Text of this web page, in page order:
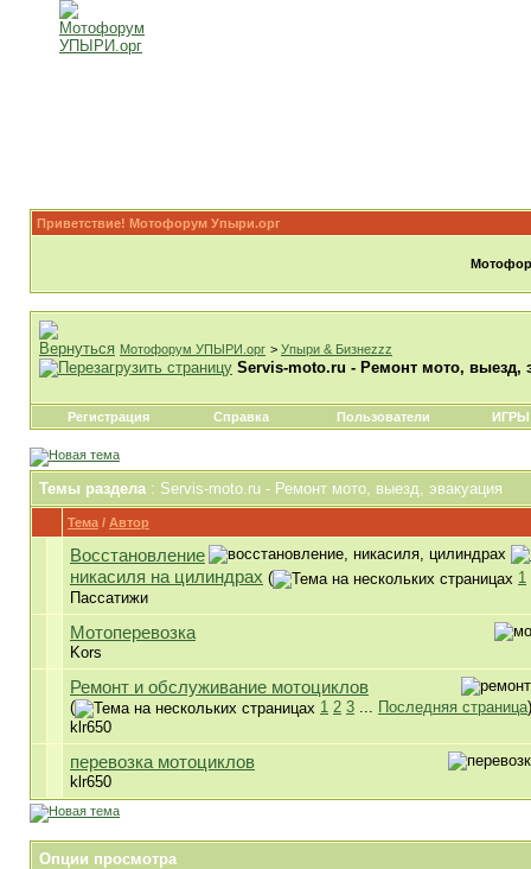
Приветствие! Мотофорум Упыри.орг
Мотофорум УПЫРИ.орг > Упыри & Бизнеzzz
Servis-moto.ru - Ремонт мото, выезд,
Регистрация Справка Пользователи ИГРЫ
Темы раздела: Servis-moto.ru - Ремонт мото, выезд, эвакуация
Тема / Автор
Восстановление
никасиля на цилиндрах (
1
Пассатижи
Мотоперевозка
Kors
Ремонт и обслуживание мотоциклов
( 1 2 3 ... Последняя страница)
klr650
перевозка мотоциклов
klr650
Опции просмотра